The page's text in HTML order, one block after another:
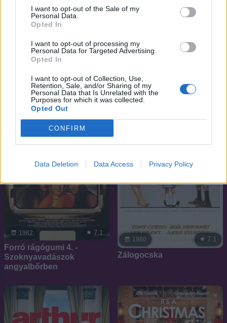
I want to opt-out of the Sale of my
Personal Data.
Opted In
I want to opt-out of processing my
Personal Data for Targeted Advertising.
Opted In
I want to opt-out of Collection, Use,
Retention, Sale, and/or Sharing of my
Personal Data that Is Unrelated with the
Purposes for which it was collected.
Opted Out
CONFIRM
Data Deletion Data Access Privacy Policy
2015 7.1
Ami maradt belőled
2020
1982 7.1
Forró rágógumi 4. -
Szoknyavadászok
angyalbőrben
1980 7.1
Zálogocska